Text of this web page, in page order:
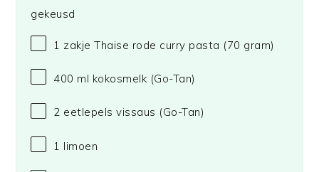
gekeusd
1 zakje Thaise rode curry pasta (70 gram)
400 ml kokosmelk (Go-Tan)
2 eetlepels vissaus (Go-Tan)
1 limoen